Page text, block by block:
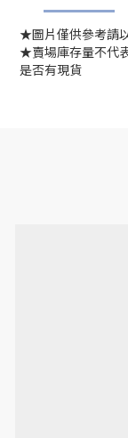
★圖片僅供參考請
★賣場庫存量不代
是否有現貨